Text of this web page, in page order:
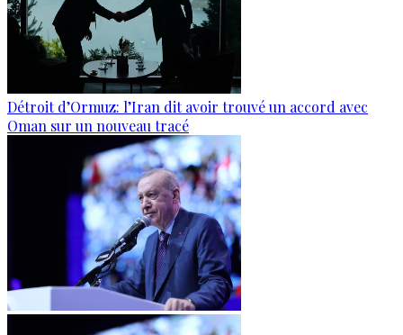
Détroit d’Ormuz: l’Iran dit avoir trouvé un accord avec
Oman sur un nouveau tracé